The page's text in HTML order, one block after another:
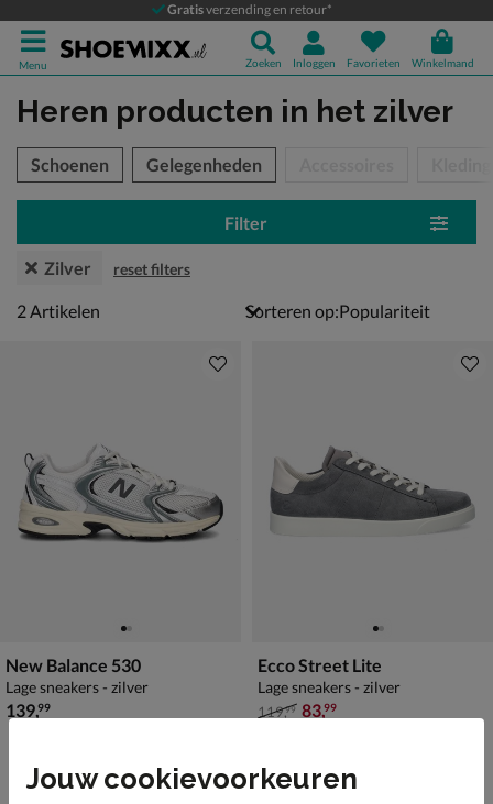
Gratisverzending en retour*
Menu Zoeken Inloggen Favorieten Winkelmand
Heren producten in het zilver
over
Schoenen Gelegenheden
Filter
Zilver reset filters
2 artikelen
2Artikelen Sorteren op:
New Balance 530
Lage sneakers - zilver
€ 139,99
139,99
Ecco Street Lite
Lage sneakers - zilver
van € 119,99 voor € 83,99
119,99 83,99
Jouw cookievoorkeuren